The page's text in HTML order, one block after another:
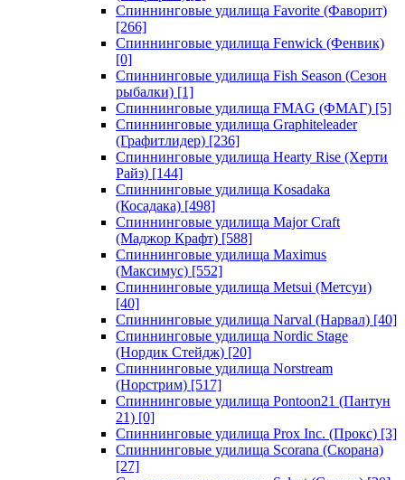
Спиннинговые удилища Favorite (Фаворит)
[266]
Спиннинговые удилища Fenwick (Фенвик)
[0]
Спиннинговые удилища Fish Season (Сезон
рыбалки) [1]
Спиннинговые удилища FMAG (ФМАГ) [5]
Спиннинговые удилища Graphiteleader
(Графитлидер) [236]
Спиннинговые удилища Hearty Rise (Херти
Райз) [144]
Спиннинговые удилища Kosadaka
(Косадака) [498]
Спиннинговые удилища Major Craft
(Маджор Крафт) [588]
Спиннинговые удилища Maximus
(Максимус) [552]
Спиннинговые удилища Metsui (Метсуи)
[40]
Спиннинговые удилища Narval (Нарвал) [40]
Спиннинговые удилища Nordic Stage
(Нордик Стейдж) [20]
Спиннинговые удилища Norstream
(Норстрим) [517]
Спиннинговые удилища Pontoon21 (Пантун
21) [0]
Спиннинговые удилища Prox Inc. (Прокс) [3]
Спиннинговые удилища Scorana (Скорана)
[27]